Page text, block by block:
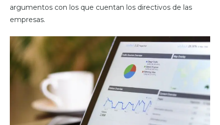
argumentos con los que cuentan los directivos de las
empresas.